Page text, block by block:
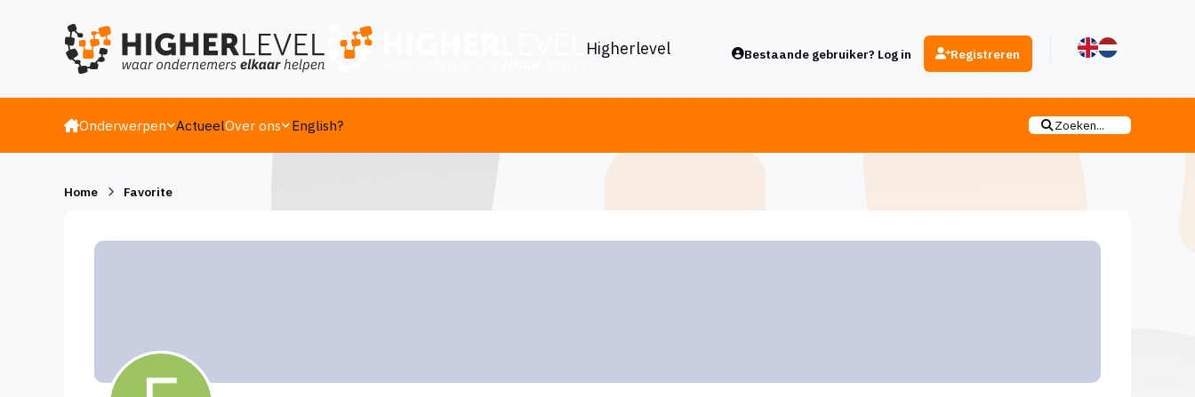
Higherlevel Bestaande gebruiker? Log in Registreren
Onderwerpen ActueelOver ons English? Zoeken...
Home Favorite